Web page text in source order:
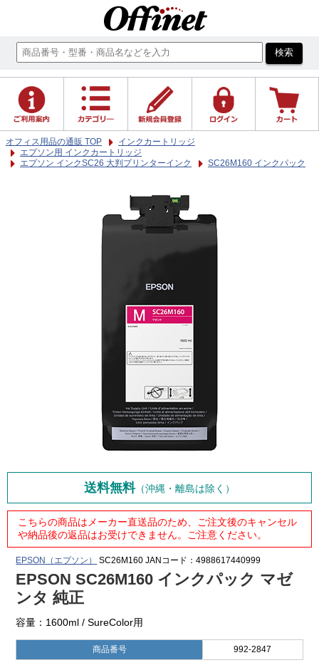
オフィス用品の通販 TOP
インクカートリッジ
エプソン用 インクカートリッジ
エプソン インクSC26 大判プリンターインク
SC26M160 インクパック
送料無料（沖縄・離島は除く）
こちらの商品はメーカー直送品のため、ご注文後のキャンセル
や納品後の返品はお受けできません。ご注意ください。
EPSON（エプソン） SC26M160 JANコード：4988617440999
EPSON SC26M160 インクパック マゼ
ンタ 純正
容量：1600ml / SureColor用
商品番号 992-2847